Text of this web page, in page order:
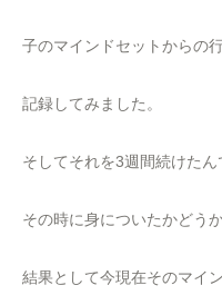
子のマインドセットからの
記録してみました。
そしてそれを3週間続けたん
その時に身についたかどう
結果として今現在そのマイ